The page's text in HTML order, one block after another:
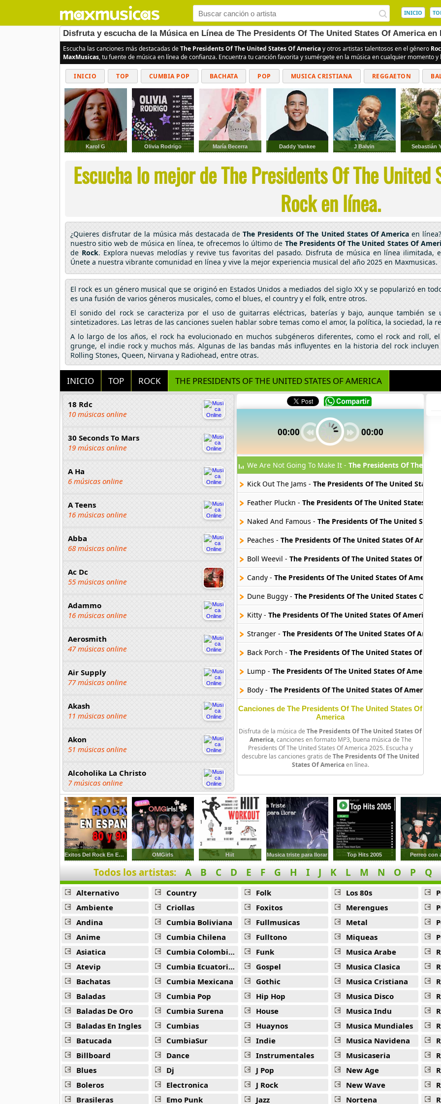
INICIO
Disfruta y escucha de la Música en Línea de The Presidents Of The United States Of America en
Escucha las canciones más destacadas deThe Presidents Of The United States Of Americay otros artistas talentosos en el género
MaxMusicas, tu fuente de música en línea de confianza. Encuentra tu canción favorita y sumérgete en la música en cualquier momento y
INICIO TOP CUMBIA POP BACHATA POP MUSICA CRISTIANA REGGAETON
Karol G Olivia Rodrigo María Becerra Daddy Yankee J Balvin Sebastián
Escucha lo mejor de The Presidents Of The
Rock en línea.
¿Quieres disfrutar de la música más destacada de The Presidents Of The United States Of Americaen
nuestro sitio web de música en línea, te ofrecemos lo último de The Presidents Of The United States Of
de Rock. Explora nuevas melodías y revive tus favoritas del pasado. Disfruta de música en línea ilimitada,
Únete a nuestra vibrante comunidad en línea y vive la mejor experiencia musical del año 2025 en Maxmusicas.
El rock es un género musical que se originó en Estados Unidos a mediados del siglo XX y se popularizó en
es una fusión de varios géneros musicales, como el blues, el country y el folk, entre otros.
El sonido del rock se caracteriza por el uso de guitarras eléctricas, baterías y bajo, aunque también se
sintetizadores. Las letras de las canciones suelen hablar sobre temas como el amor, la política, la sociedad, la
A lo largo de los años, el rock ha evolucionado en muchos subgéneros diferentes, como el rock and roll,
grunge, el indie rock y muchos más. Algunas de las bandas más influyentes en la historia del rock incluyen
Rolling Stones, Queen, Nirvana y Radiohead, entre otras.
INICIO TOP ROCK THE PRESIDENTS OF THE UNITED STATES OF AMERICA
18 Rdc
10 músicas online
30 Seconds To Mars
19 músicas online
A Ha
6 músicas online
A Teens
16 músicas online
Abba
68 músicas online
Ac Dc
55 músicas online
Adammo
16 músicas online
Aerosmith
47 músicas online
Air Supply
77 músicas online
Akash
11 músicas online
Akon
51 músicas online
Alcoholika La Christo
7 músicas online
Atajo
22 músicas online
Banane Metalik
26 músicas online
Barry Manilow
16 músicas online
Beady Eye
16 músicas online
Bee Gees
29 músicas online
Ben Harper
11 músicas online
Billboard
163 músicas online
Black Guayaba
25 músicas online
Black Sabbath
110 músicas online
00:00 00:00
We Are Not Going To Make It - The Presidents Of The
Kick Out The Jams - The Presidents Of The United States
Feather Pluckn - The Presidents Of The United States Of
Naked And Famous - The Presidents Of The United States
Peaches - The Presidents Of The United States Of America
Boll Weevil - The Presidents Of The United States Of
Candy - The Presidents Of The United States Of America
Dune Buggy - The Presidents Of The United States Of
Kitty - The Presidents Of The United States Of America
Stranger - The Presidents Of The United States Of America
Back Porch - The Presidents Of The United States Of
Lump - The Presidents Of The United States Of America
Body - The Presidents Of The United States Of America
Canciones de The Presidents Of The United States Of
America
Disfruta de la música de The Presidents Of The United States Of
America, canciones en formato MP3, buena música de The
Presidents Of The United States Of America 2025. Escucha y
descubre las canciones gratis de The Presidents Of The United
States Of Americaen línea.
Exitos Del Rock En Espanol De Los 80s Y 90s OMGirls Hiit Musica triste para llorar Top Hits 2005 Perreo con
Todos los artistas: A B C D E F G H I J K L M N O P Q
Alternativo
Ambiente
Andina
Anime
Asiatica
Atevip
Bachatas
Baladas
Baladas De Oro
Baladas En Ingles
Batucada
Billboard
Blues
Boleros
Brasileras
Country
Criollas
Cumbia Boliviana
Cumbia Chilena
Cumbia Colombiana
Cumbia Ecuatoriana
Cumbia Mexicana
Cumbia Pop
Cumbia Surena
Cumbias
CumbiaSur
Dance
Dj
Electronica
Emo Punk
Folk
Foxitos
Fullmusicas
Fulltono
Funk
Gospel
Gothic
Hip Hop
House
Huaynos
Indie
Instrumentales
J Pop
J Rock
Jazz
Los 80s
Merengues
Metal
Miqueas
Musica Arabe
Musica Clasica
Musica Cristiana
Musica Disco
Musica Indu
Musica Mundiales
Musica Navidena
Musicaseria
New Age
New Wave
Nortena